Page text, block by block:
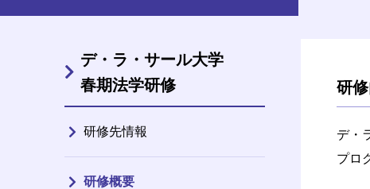
研
デ・
プロ
デ・ラ・サール大学
春期法学研修
研修先情報
研修概要